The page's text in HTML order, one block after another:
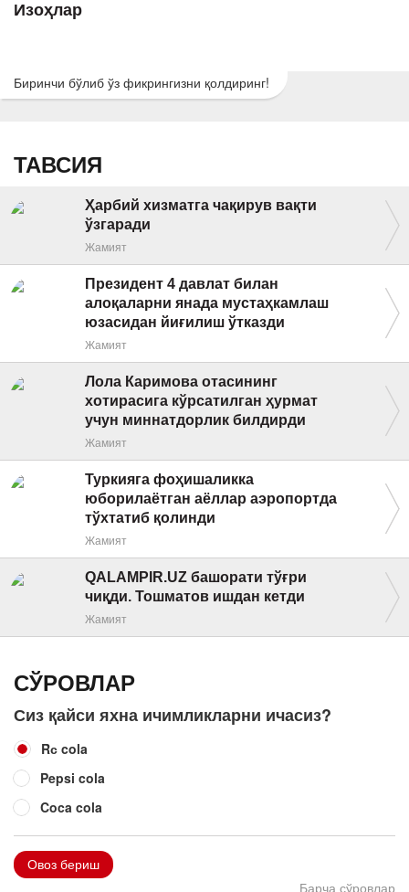
Изоҳлар
Биринчи бўлиб ўз фикрингизни қолдиринг!
ТАВСИЯ
Ҳарбий хизматга чақирув вақти
ўзгаради
Жамият
Президент 4 давлат билан
алоқаларни янада мустаҳкамлаш
юзасидан йиғилиш ўтказди
Жамият
Лола Каримова отасининг
хотирасига кўрсатилган ҳурмат
учун миннатдорлик билдирди
Жамият
Туркияга фоҳишаликка
юборилаётган аёллар аэропортда
тўхтатиб қолинди
Жамият
QALAMPIR.UZ башорати тўғри
чиқди. Тошматов ишдан кетди
Жамият
СЎРОВЛАР
Сиз қайси яхна ичимликларни ичасиз?
Rс cola
Pepsi cola
Coca cola
Овоз бериш
Барча сўровлар